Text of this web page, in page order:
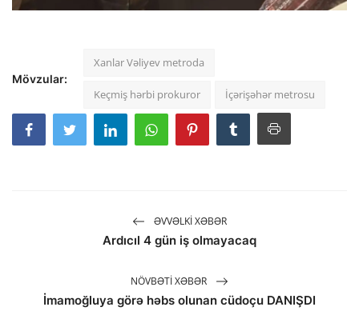
Mövzular:
Xanlar Vəliyev metroda
Keçmiş hərbi prokuror İçərişəhər metrosu
ƏVVƏLKI XƏBƏR
Ardıcıl 4 gün iş olmayacaq
NÖVBƏTI XƏBƏR
İmamoğluya görə həbs olunan cüdoçu DANIŞDI